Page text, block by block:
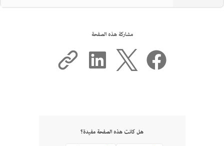
مشاركة هذه الصفحة
هل كانت هذه الصفحة مفيدة؟